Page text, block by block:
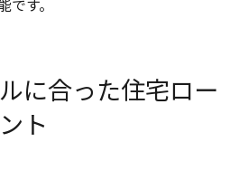
に合った住宅ロー
ト